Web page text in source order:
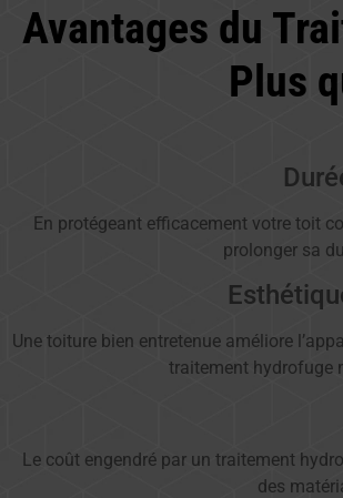
Avantages du
Plus
En protégeant efficacement votre toit
prolonger sa
Une toiture bien entretenue améliore
traitement hydrofuge
Le coût engendré par un traitement
des